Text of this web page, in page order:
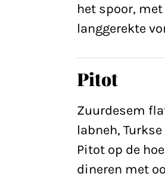
het spoor,
langgerekte
Pitot
Zuurdesem
labneh,
Pitot op de
dineren met